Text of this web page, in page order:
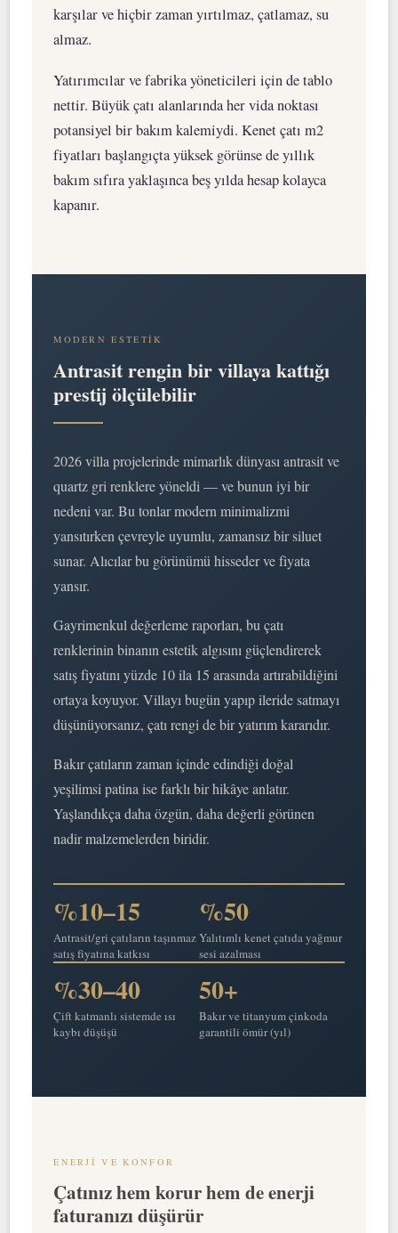
karşılar ve hiçbir zaman yırtılmaz, çatlamaz, su
almaz.
Yatırımcılar ve fabrika yöneticileri için de tablo
nettir. Büyük çatı alanlarında her vida noktası
potansiyel bir bakım kalemiydi. Kenet çatı m2
fiyatları başlangıçta yüksek görünse de yıllık
bakım sıfıra yaklaşınca beş yılda hesap kolayca
kapanır.
MODERN ESTETIK
Antrasit rengin bir villaya kattığı
prestij ölçülebilir
2026 villa projelerinde mimarlık dünyası antrasit ve
quartz gri renklere yöneldi — ve bunun iyi bir
nedeni var. Bu tonlar modern minimalizmi
yansıtırken çevreyle uyumlu, zamansız bir siluet
sunar. Alıcılar bu görünümü hisseder ve fiyata
yansır.
Gayrimenkul değerleme raporları, bu çatı
renklerinin binanın estetik algısını güçlendirerek
satış fiyatını yüzde 10 ila 15 arasında artırabildiğini
ortaya koyuyor. Villayı bugün yapıp ileride satmayı
düşünüyorsanız, çatı rengi de bir yatırım kararıdır.
Bakır çatıların zaman içinde edindiği doğal
yeşilimsi patina ise farklı bir hikâye anlatır.
Yaşlandıkça daha özgün, daha değerli görünen
nadir malzemelerden biridir.
%10–15
Antrasit/gri çatıların taşınmaz
satış fiyatına katkısı
%50
Yalıtımlı kenet çatıda yağmur
sesi azalması
%30–40
Çift katmanlı sistemde ısı
kaybı düşüşü
50+
Bakır ve titanyum çinkoda
garantili ömür (yıl)
ENERJI VE KONFOR
Çatınız hem korur hem de enerji
faturanızı düşürür